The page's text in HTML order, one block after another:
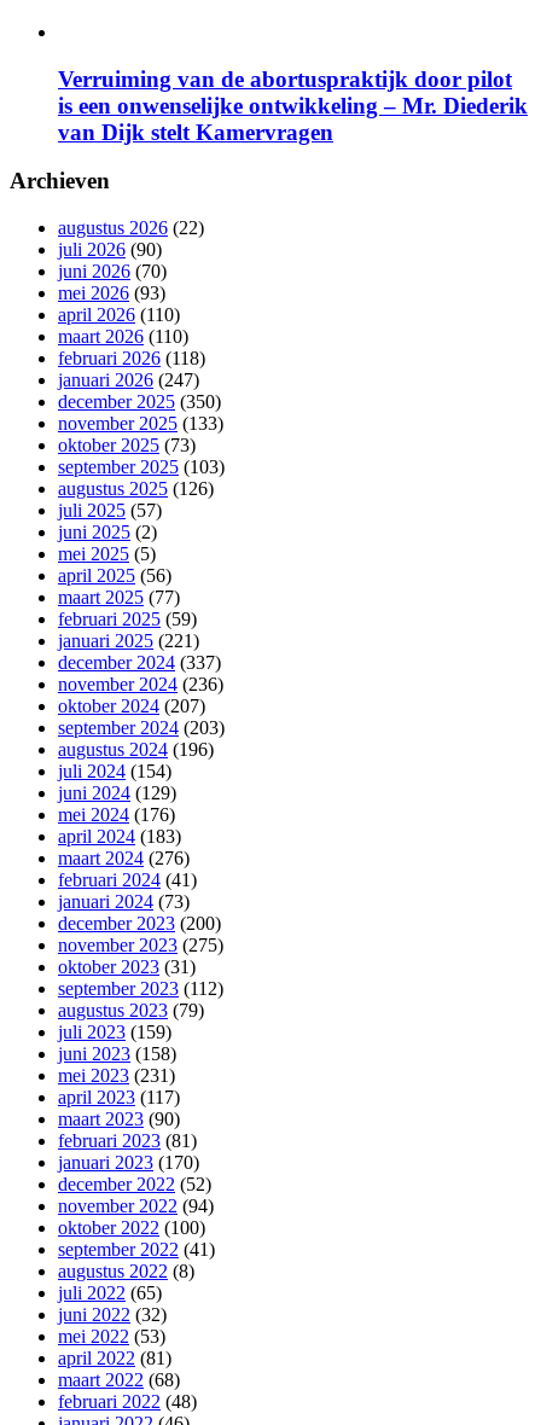
Verruiming van de abortuspraktijk door pilot
is een onwenselijke ontwikkeling – Mr. Diederik
van Dijk stelt Kamervragen
Archieven
augustus 2026 (22)
juli 2026 (90)
juni 2026 (70)
mei 2026 (93)
april 2026 (110)
maart 2026 (110)
februari 2026 (118)
januari 2026 (247)
december 2025 (350)
november 2025 (133)
oktober 2025 (73)
september 2025 (103)
augustus 2025 (126)
juli 2025 (57)
juni 2025 (2)
mei 2025 (5)
april 2025 (56)
maart 2025 (77)
februari 2025 (59)
januari 2025 (221)
december 2024 (337)
november 2024 (236)
oktober 2024 (207)
september 2024 (203)
augustus 2024 (196)
juli 2024 (154)
juni 2024 (129)
mei 2024 (176)
april 2024 (183)
maart 2024 (276)
februari 2024 (41)
januari 2024 (73)
december 2023 (200)
november 2023 (275)
oktober 2023 (31)
september 2023 (112)
augustus 2023 (79)
juli 2023 (159)
juni 2023 (158)
mei 2023 (231)
april 2023 (117)
maart 2023 (90)
februari 2023 (81)
januari 2023 (170)
december 2022 (52)
november 2022 (94)
oktober 2022 (100)
september 2022 (41)
augustus 2022 (8)
juli 2022 (65)
juni 2022 (32)
mei 2022 (53)
april 2022 (81)
maart 2022 (68)
februari 2022 (48)